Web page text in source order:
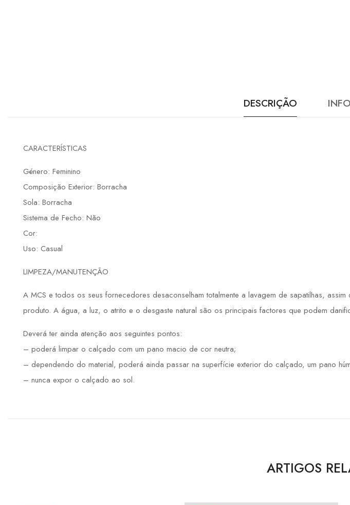
DESCRIÇÃO
CARACTERÍSTICAS
Género: Feminino
Composição Exterior: Borracha
Sola: Borracha
Sistema de Fecho: Não
Cor:
Uso: Casual
LIMPEZA/MANUTENÇÃO
A MCS e todos os seus fornecedores desaconselham totalmente a lavagem de sapatilhas,
produto. A água, a luz, o atrito e o desgaste natural são os principais factores que podem
Deverá ter ainda atenção aos seguintes pontos:
– poderá limpar o calçado com um pano macio de cor neutra;
– dependendo do material, poderá ainda passar na superfície exterior do calçado, um pano
– nunca expor o calçado ao sol.
ARTIGOS